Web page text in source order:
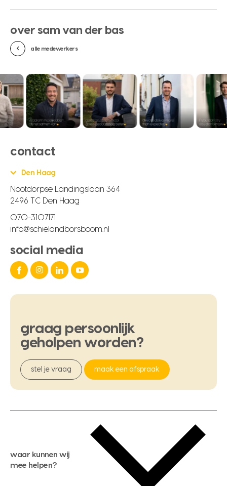
over sam van der bas
alle medewerkers
contact
Den Haag
Nootdorpse Landingslaan 364
2496 TC Den Haag
070-3107171
info@schielandborsboom.nl
social media
graag persoonlijk
geholpen worden?
stel je vraag maak een afspraak
waar kunnen wij
mee helpen?